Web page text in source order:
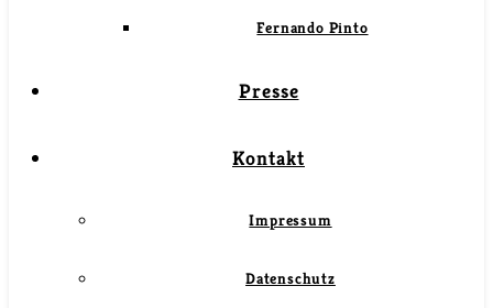
Fernando Pinto
Presse
Kontakt
Impressum
Datenschutz